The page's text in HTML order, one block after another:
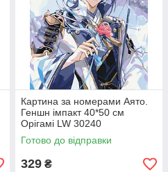
Картина за номерами Аято.
Геншн імпакт 40*50 см
Орігамі LW 30240
Готово до відправки
329 ₴